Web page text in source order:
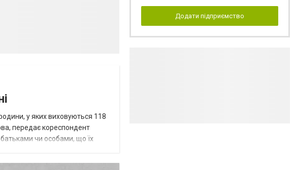
у яких виховуються 118
передає кореспондент
батьками чи особами, що їх
Додати підприємство